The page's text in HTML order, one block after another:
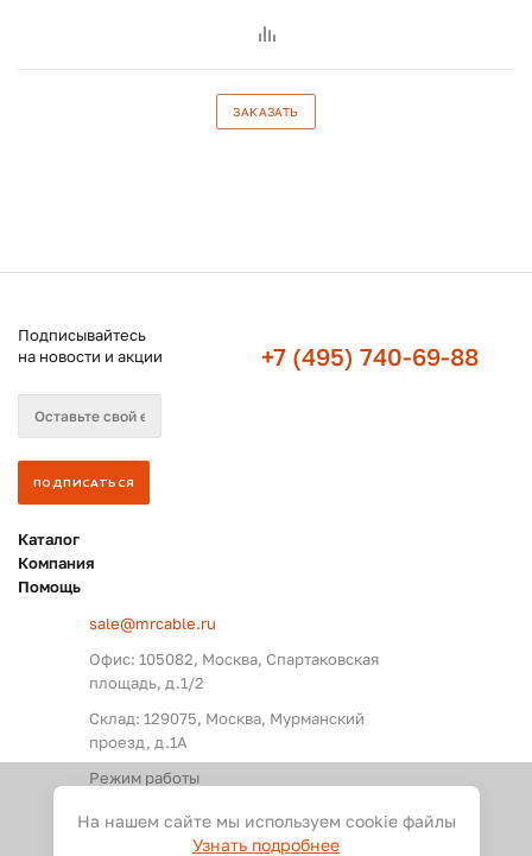
ЗАКАЗАТЬ
Подписывайтесь
на новости и акции
+7 (495) 740-69-88
Каталог
Компания
Помощь
sale@mrcable.ru
Офис: 105082, Москва, Спартаковская
площадь, д.1/2
Склад: 129075, Москва, Мурманский
проезд, д.1А
Режим работы
На нашем сайте мы используем cookie файлы
Узнать подробнее